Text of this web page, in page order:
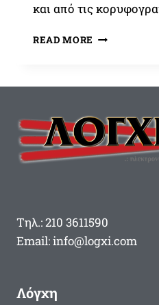
και από τις
READ MORE
ΣΤΑ
ΟΧΥΡΆ
Τηλ.: 210 3611590
Email: info@logxi.com
Λόγχη